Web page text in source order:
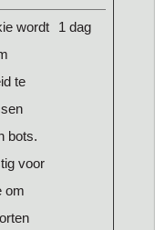
wordt
te
bots.
voor
om
1 dag